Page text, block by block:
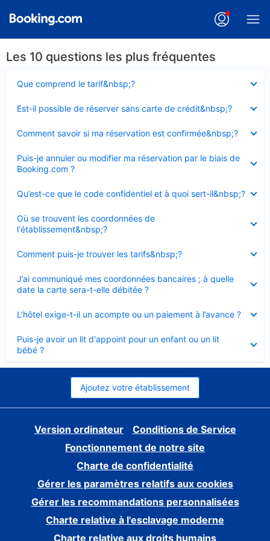
Les 10 questions les plus fréquentes
Que comprend le tarif&nbsp;?
fermé
Est-il possible de réserver sans carte de crédit&nbsp;?
fermé
Comment savoir si ma réservation est confirmée&nbsp;?
fermé
Puis-je annuler ou modifier ma réservation par le biais de
Booking.com ?
fermé
Qu’est-ce que le code confidentiel et à quoi sert-il&nbsp;?
fermé
Où se trouvent les coordonnées de
l'établissement&nbsp;?
fermé
Comment puis-je trouver les tarifs&nbsp;?
fermé
J’ai communiqué mes coordonnées bancaires ; à quelle
date la carte sera-t-elle débitée ?
fermé
L’hôtel exige-t-il un acompte ou un paiement à l’avance ?
fermé
Puis-je avoir un lit d'appoint pour un enfant ou un lit
bébé ?
fermé
Ajoutez votre établissement
Version ordinateur
Conditions de Service
Fonctionnement de notre site
Charte de confidentialité
Gérer les paramètres relatifs aux cookies
Gérer les recommandations personnalisées
Charte relative à l'esclavage moderne
Charte relative aux droits humains